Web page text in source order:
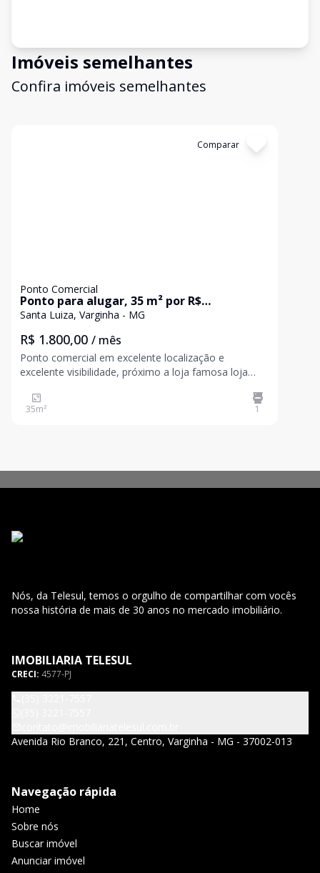
Imóveis semelhantes
Confira imóveis semelhantes
Comparar
Ponto Comercial
Ponto para alugar, 35 m² por R$
1.800,00/mês - Santa Luiza - Varginha/MG
Santa Luiza, Varginha - MG
R$ 1.800,00 / mês
Ponto comercial em excelente localização e
excelente visibilidade, próximo a loja famosa loja
Santa Luiza com aproximadamente 35m² com copa
e banheiro..Acabamento novo com pré-disposição
35m² 1
Nós, da Telesul, temos o orgulho de compartilhar com vocês
nossa história de mais de 30 anos no mercado imobiliário.
IMOBILIARIA TELESUL
CRECI: 4577-PJ
Avenida Rio Branco, 221, Centro, Varginha - MG - 37002-013
Navegação rápida
Home
Sobre nós
Buscar imóvel
Anunciar imóvel